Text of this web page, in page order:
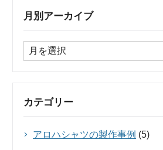
月別アーカイブ
カテゴリー
アロハシャツの製作事例 (5)